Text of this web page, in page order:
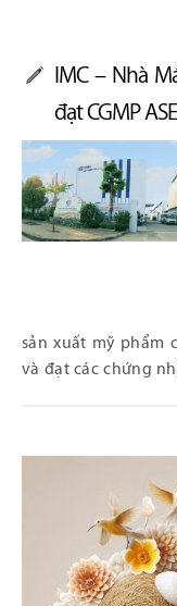
IMC – Nhà
đạt CGMP
sản xuất mỹ phẩm
và đạt các chứng